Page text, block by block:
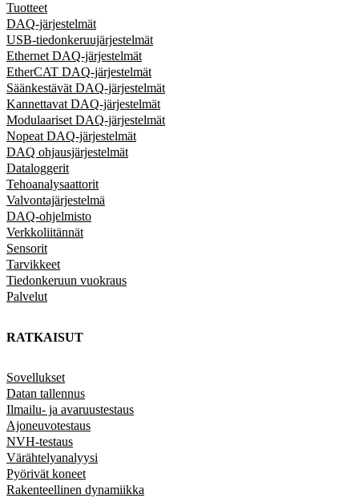
Tuotteet
DAQ-järjestelmät
USB-tiedonkeruujärjestelmät
Ethernet DAQ-järjestelmät
EtherCAT DAQ-järjestelmät
Säänkestävät DAQ-järjestelmät
Kannettavat DAQ-järjestelmät
Modulaariset DAQ-järjestelmät
Nopeat DAQ-järjestelmät
DAQ ohjausjärjestelmät
Dataloggerit
Tehoanalysaattorit
Valvontajärjestelmä
DAQ-ohjelmisto
Verkkoliitännät
Sensorit
Tarvikkeet
Tiedonkeruun vuokraus
Palvelut
RATKAISUT
Sovellukset
Datan tallennus
Ilmailu- ja avaruustestaus
Ajoneuvotestaus
NVH-testaus
Värähtelyanalyysi
Pyörivät koneet
Rakenteellinen dynamiikka